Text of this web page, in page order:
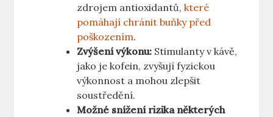
zdrojem antioxidantů,které
pomáhají chránit buňky před
poškozením.
Zvýšení výkonu: Stimulanty v kávě,
jako je kofein, zvyšují fyzickou
výkonnost a mohou zlepšit
soustředění.
Možné snížení rizika některých